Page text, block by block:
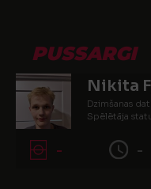
PUSSARGI
Nikita
Dzimšanas
Spēlētāja
- -